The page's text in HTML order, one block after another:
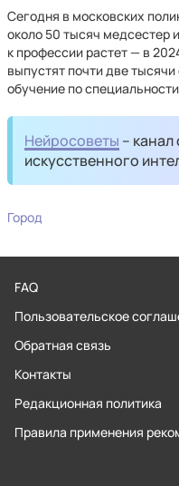
Сегодня в московских
около 50 тысяч медсестер
к профессии растет — в
выпустят почти две
обучение по
Нейросоветы – канал
искусственного
Город
FAQ
Пользовательское
Обратная связь
Контакты
Редакционная политика
Правила применения